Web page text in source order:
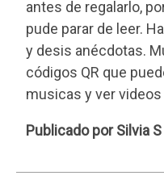
antes de regalarlo,
pude parar de leer.
y desis anécdotas.
códigos QR que
musicas y ver
Silvia
Publicado por Silvia S